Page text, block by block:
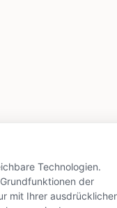
Technologien.
der
mit Ihrer